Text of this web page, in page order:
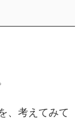
、考えてみて